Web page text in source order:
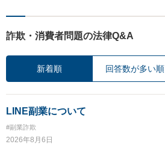
詐欺・消費者問題の法律Q&A
新着順 回答数が多い順
LINE副業について
#副業詐欺
2026年8月6日